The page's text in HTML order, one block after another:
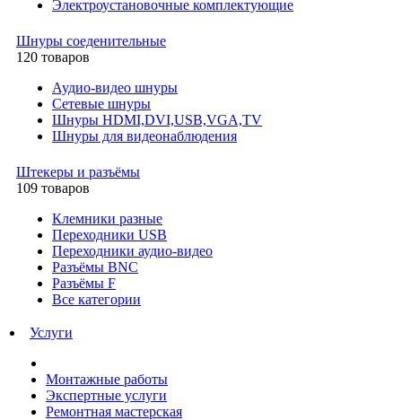
Электроустановочные комплектующие
Шнуры соеденительные
120 товаров
Аудио-видео шнуры
Сетевые шнуры
Шнуры HDMI,DVI,USB,VGA,TV
Шнуры для видеонаблюдения
Штекеры и разъёмы
109 товаров
Клемники разные
Переходники USB
Переходники аудио-видео
Разъёмы BNC
Разъёмы F
Все категории
Услуги
Монтажные работы
Экспертные услуги
Ремонтная мастерская